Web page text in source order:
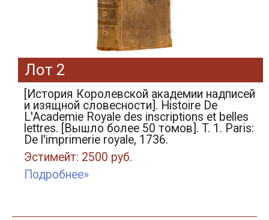
Лот 2
[История Королевской академии надписей
и изящной словесности]. Histoire De
L'Academie Royale des inscriptions et belles
lettres. [Вышло более 50 томов]. T. 1. Paris:
De l'imprimerie royale, 1736.
Эстимейт: 2500 руб.
Подробнее»